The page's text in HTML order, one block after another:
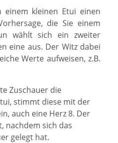
einem kleinen Etui einen
die Sie einem
wählt sich ein zweiter
eine aus. Der Witz dabei
Werte aufweisen, z.B.
Zuschauer die
stimmt diese mit der
auch eine Herz 8. Der
nachdem sich das
gelegt hat.